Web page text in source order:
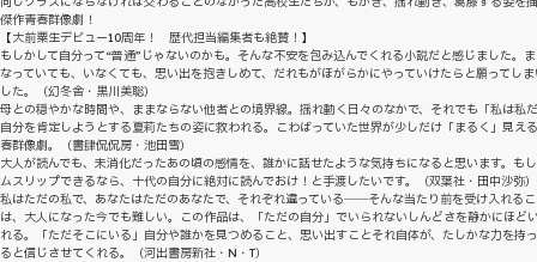
傑作青春群像劇！
【大前粟生デビュー10周年！ 歴代担当編集者も絶賛！】
もしかして自分って“普通”じゃないのかも。そんな不安を包み込んでくれる小説だと感じました。
なっていても、いなくても、思い出を抱きしめて、だれもがほがらかにやっていけたらと願ってし
した。（幻冬舎・黒川美聡）
母との穏やかな時間や、ままならない他者との境界線。揺れ動く日々のなかで、それでも「私は私
自分を肯定しようとする夏莉たちの姿に救われる。こわばっていた世界が少しだけ「まるく」見え
春群像劇。（書肆侃侃房・池田雪）
大人が読んでも、未消化だったあの頃の感情を、誰かに話せたような気持ちになると思います。も
ムスリップできるなら、十代の自分に絶対に読んでおけ！と手渡したいです。（双葉社・田中沙弥）
私はただの私で、あなたはただのあなたで、それぞれ違っている――そんな当たり前を受け入れる
は、大人になった今でも難しい。この作品は、「ただの自分」でいられないしんどさを静かにほど
れる。「ただそこにいる」自分や誰かを見つめること、思い出すことそれ自体が、たしかな力を持
ると信じさせてくれる。（河出書房新社・N・T）